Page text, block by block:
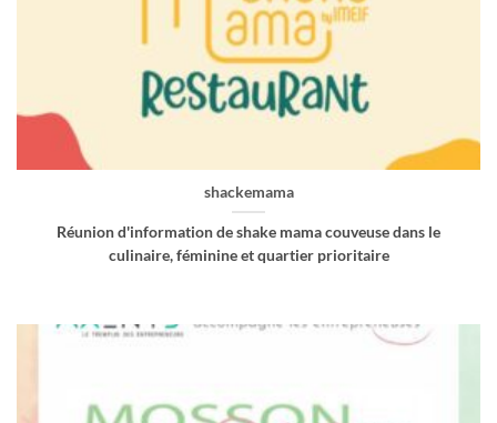
shackemama
Réunion d'information de shake mama couveuse dans le
culinaire, féminine et quartier prioritaire